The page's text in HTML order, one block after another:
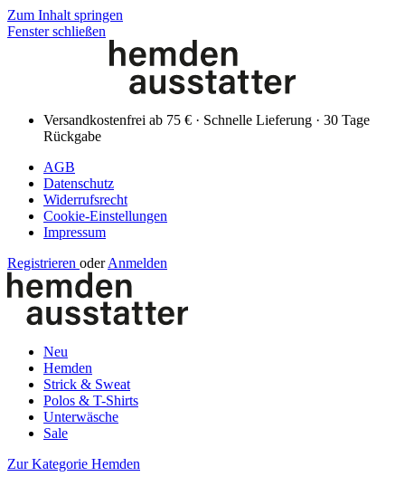
Zum Inhalt springen
Fenster schließen
Versandkostenfrei ab 75 € · Schnelle Lieferung · 30 Tage
Rückgabe
AGB
Datenschutz
Widerrufsrecht
Cookie-Einstellungen
Impressum
Registrieren oder Anmelden
Neu
Hemden
Strick & Sweat
Polos & T-Shirts
Unterwäsche
Sale
Zur Kategorie Hemden